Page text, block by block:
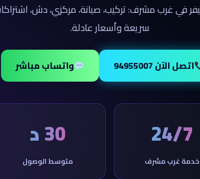
في غرب مشرف: تركيب، صيانة، مركزي، دش،
سريعة وأسعار عادلة.
اتصل الآن 94955007 واتساب مباشر
24/7
خدمة غرب مشرف
30 د
متوسط الوصول